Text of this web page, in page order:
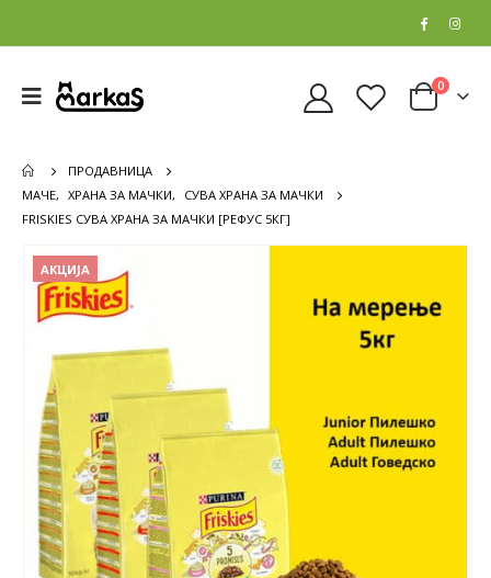
0
ПРОДАВНИЦА
МАЧЕ, ХРАНА ЗА МАЧКИ,
СУВА ХРАНА ЗА МАЧКИ
FRISKIES СУВА ХРАНА ЗА МАЧКИ [РЕФУС 5КГ]
АКЦИЈА